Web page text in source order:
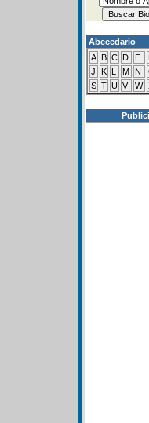
Abecedario
A B C D E
J
K L M N
S T U V W